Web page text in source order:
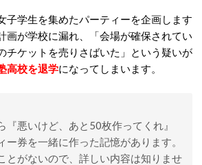
子学生を集めたパーティーを企画します
画が学校に漏れ、「会場が確保されてい
チケットを売りさばいた」という疑いが
高校を退学になってしまいます。
『悪いけど、あと50枚作ってくれ』
ー券を一緒に作った記憶があります。
とがないので、詳しい内容は知りませ